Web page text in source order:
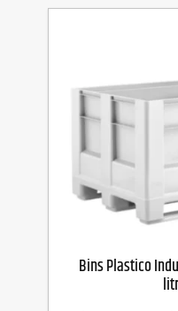
Bins Plastico